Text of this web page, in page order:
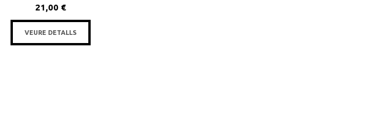
21,00 €
VEURE DETALLS